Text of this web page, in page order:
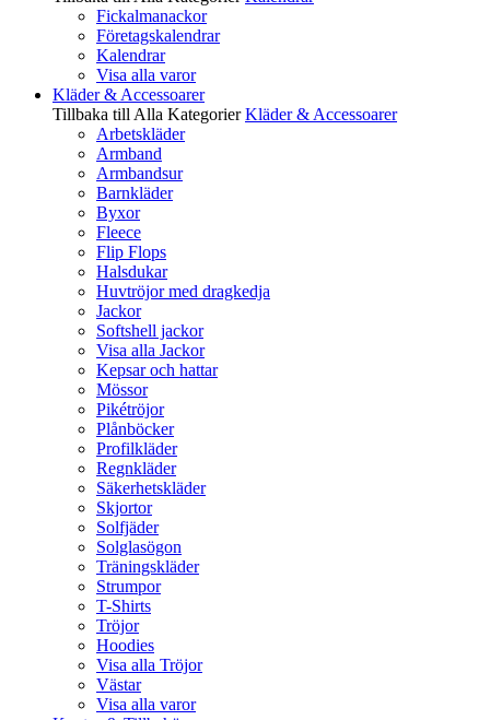
Fickalmanackor
Företagskalendrar
Kalendrar
Visa alla varor
Kläder & Accessoarer
Tillbaka till Alla Kategorier Kläder & Accessoarer
Arbetskläder
Armband
Armbandsur
Barnkläder
Byxor
Fleece
Flip Flops
Halsdukar
Huvtröjor med dragkedja
Jackor
Softshell jackor
Visa alla Jackor
Kepsar och hattar
Mössor
Pikétröjor
Plånböcker
Profilkläder
Regnkläder
Säkerhetskläder
Skjortor
Solfjäder
Solglasögon
Träningskläder
Strumpor
T-Shirts
Tröjor
Hoodies
Visa alla Tröjor
Västar
Visa alla varor